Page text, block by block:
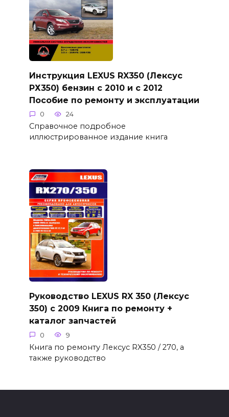
Инструкция LEXUS RX350 (Лексус
РХ350) бензин с 2010 и с 2012
Пособие по ремонту и эксплуатации
0 24
Справочное подробное
иллюстрированное издание книга
Руководство LEXUS RX 350 (Лексус
350) c 2009 Книга по ремонту +
каталог запчастей
0 9
Книга по ремонту Лексус RX350 / 270, а
также руководство